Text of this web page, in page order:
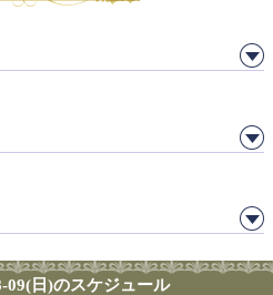
)のスケジュール